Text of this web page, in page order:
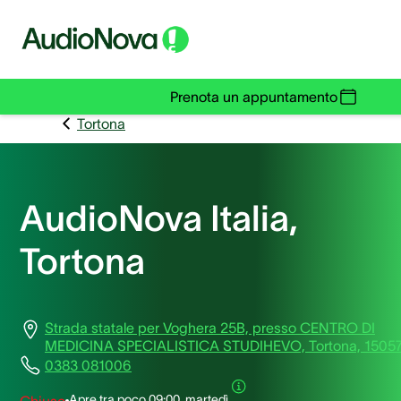
Prenota un appuntamento
Tortona
AudioNova Italia,
Tortona
Strada statale per Voghera 25B, presso CENTRO DI
MEDICINA SPECIALISTICA STUDIHEVO, Tortona,
0383 081006